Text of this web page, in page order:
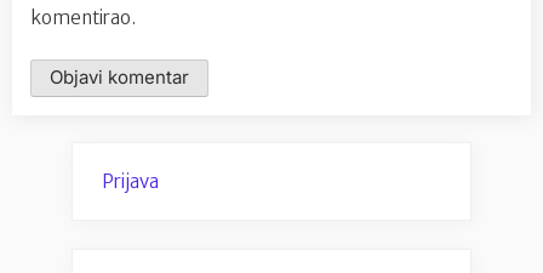
komentirao.
Prijava